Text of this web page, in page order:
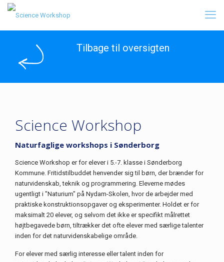
Tilbage til oversigten
Science Workshop
Naturfaglige workshops i Sønderborg
Science Workshop er for elever i 5.-7. klasse i Sønderborg
Kommune. Fritidstilbuddet henvender sig til børn, der brænder for
naturvidenskab, teknik og programmering. Eleverne mødes
ugentligt i "Naturium" på Nydam-Skolen, hvor de arbejder med
praktiske konstruktionsopgaver og eksperimenter. Holdet er for
maksimalt 20 elever, og selvom det ikke er specifikt målrettet
højtbegavede børn, tiltrækker det ofte elever med særlige talenter
inden for det naturvidenskabelige område.
For elever med særlig interesse eller talent inden for